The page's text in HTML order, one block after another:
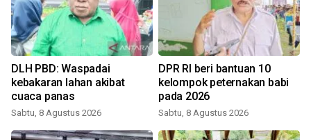
DLH PBD: Waspadai
kebakaran lahan akibat
cuaca panas
Sabtu, 8 Agustus 2026
DPR RI beri bantuan 10
kelompok peternakan babi
pada 2026
Sabtu, 8 Agustus 2026